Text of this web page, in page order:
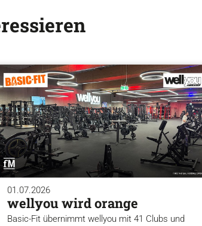
01.07.2026
wellyou wird orange
Basic-Fit übernimmt wellyou mit 41 Clubs und